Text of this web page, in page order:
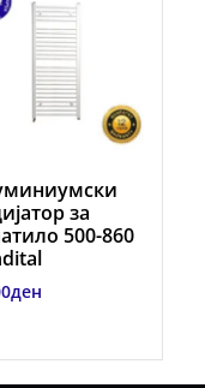
за
500-860
ден